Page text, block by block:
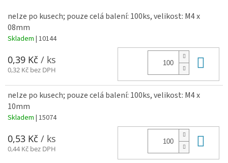
nelze po kusech; pouze celá balení: 100ks, velikost: M4 x
08mm
Skladem | 10144
0,39 Kč / ks
0,32 Kč bez DPH
nelze po kusech; pouze celá balení: 100ks, velikost: M4 x
10mm
Skladem | 15074
0,53 Kč / ks
0,44 Kč bez DPH